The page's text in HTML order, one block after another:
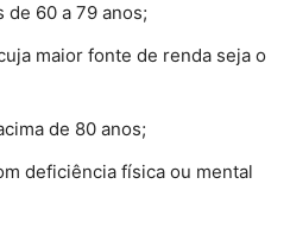
de 60 a 79 anos;
maior fonte de renda seja o
de 80 anos;
deficiência física ou mental